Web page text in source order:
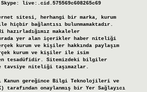
Skype: live:.cid.575569c608265c69
sitesi, herhangi bir marka, kurum
hiçbir bağlantısı bulunmamaktadır.
hazırladığımız makaleler
yer alan içerikler haber niteliği
kurum ve kişiler hakkında paylaşım
kurum ve kişiler ile isim
tesadüfidir. Sitemizdeki bilgiler
tavsiye niteliği taşımazlar.
Kanun gereğince Bilgi Teknolojileri ve
tarafından onaylanmış bir Yer Sağlayıcı